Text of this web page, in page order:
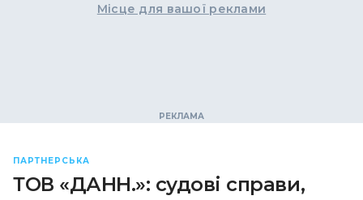
Місце для вашої реклами
ПАРТНЕРСЬКА
ТОВ «ДАНН.»: судові справи,